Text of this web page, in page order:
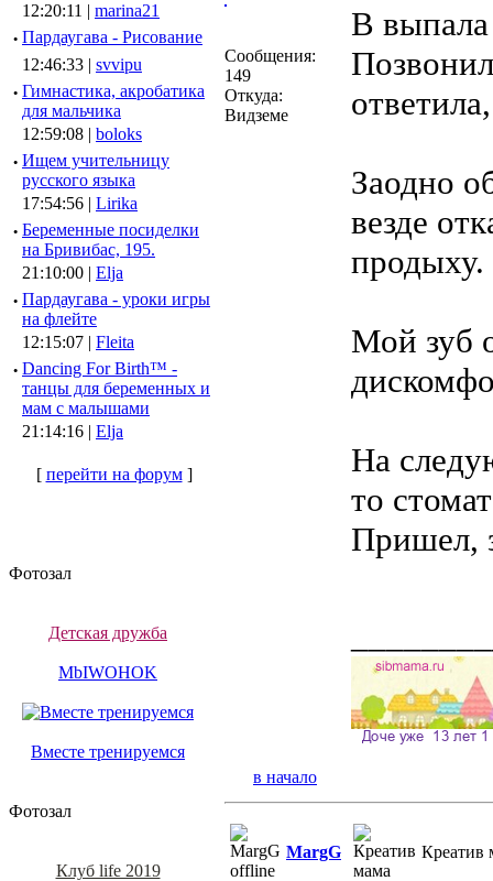
12:20:11 | marina21
· Пардаугава - Рисование
12:46:33 | svvipu
· Гимнастика, акробатика
для мальчика
12:59:08 | boloks
· Ищем учительницу
русского языка
17:54:56 | Lirika
· Беременные посиделки
на Бривибас, 195.
21:10:00 | Elja
· Пардаугава - уроки игры
на флейте
12:15:07 | Fleita
· Dancing For Birth™ -
танцы для беременных и
мам с малышами
21:14:16 | Elja
[ перейти на форум]
Фотозал
Детская дружба
MbIWOHOK
Вместе тренируемся
Фотозал
Клуб life 2019
Сообщения:
149
Откуда:
Видземе
В выпала
Заодно
везде
продыху.
Мой зуб
На
то
Пришел,
в начало
MargG Креатив